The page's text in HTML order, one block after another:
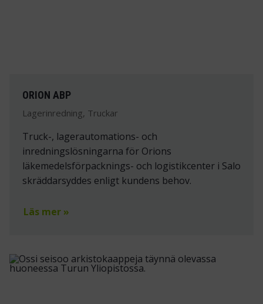
ORION ABP
Lagerinredning, Truckar
Truck-, lagerautomations- och
inredningslösningarna för Orions
läkemedelsförpacknings- och logistikcenter i Salo
skräddarsyddes enligt kundens behov.
Läs mer »